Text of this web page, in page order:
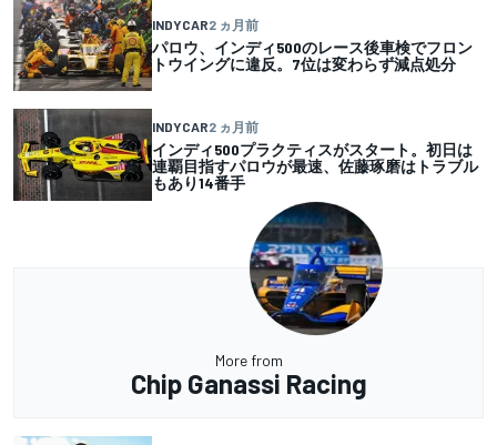
INDYCAR2 ヵ月前
パロウ、インディ500のレース後車検でフロン
トウイングに違反。7位は変わらず減点処分
INDYCAR2 ヵ月前
インディ500プラクティスがスタート。初日は
連覇目指すパロウが最速、佐藤琢磨はトラブル
もあり14番手
More from
Chip Ganassi Racing